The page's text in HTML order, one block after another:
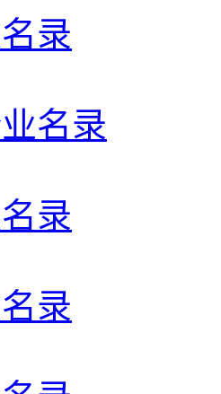
录
名录
录
录